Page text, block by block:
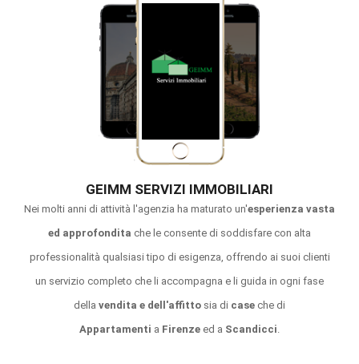
GEIMM SERVIZI IMMOBILIARI
Nei molti anni di attività l'agenzia ha maturato un'esperienza vasta
ed approfondita che le consente di soddisfare con alta
professionalità qualsiasi tipo di esigenza, offrendo ai suoi clienti
un servizio completo che li accompagna e li guida in ogni fase
della vendita e dell'affitto sia di case che di
Appartamenti a Firenze ed a Scandicci